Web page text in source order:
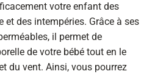
votre enfant des
et des intempéries. Grâce à ses
il permet de
de votre bébé tout en le
du vent. Ainsi, vous pourrez